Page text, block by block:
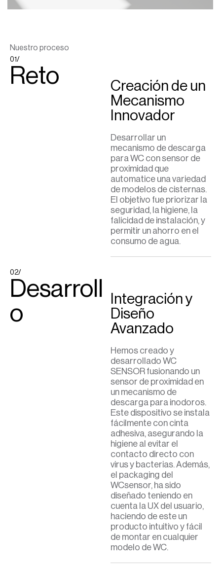
Nuestro proceso
01/
Reto
Creación de un
Mecanismo
Innovador
Desarrollar un
mecanismo de descarga
para WC con sensor de
proximidad que
automatice una variedad
de modelos de cisternas.
El objetivo fue priorizar la
seguridad, la higiene, la
falicidad de instalación, y
permitir un ahorro en el
consumo de agua.
02/
Desarroll
o
Integración y
Diseño
Avanzado
Hemos creado y
desarrollado WC
SENSOR fusionando un
sensor de proximidad en
un mecanismo de
descarga para inodoros.
Este dispositivo se instala
fácilmente con cinta
adhesiva, asegurando la
higiene al evitar el
contacto directo con
virus y bacterias. Además,
el packaging del
WCsensor, ha sido
diseñado teniendo en
cuenta la UX del usuario,
haciendo de este un
producto intuitivo y fácil
de montar en cualquier
modelo de WC.